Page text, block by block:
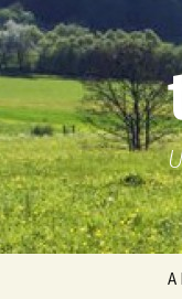
Aller
au
contenu
A